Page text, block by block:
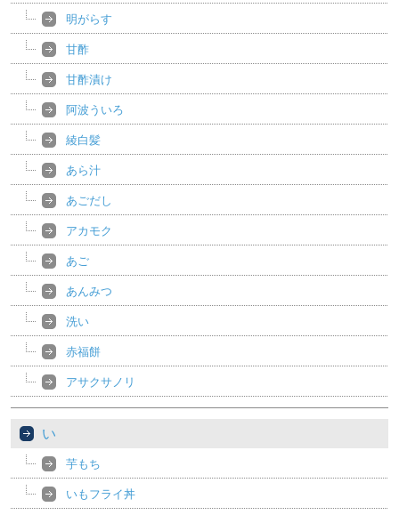
明がらす
甘酢
甘酢漬け
阿波ういろ
綾白髪
あら汁
あごだし
アカモク
あご
あんみつ
洗い
赤福餅
アサクサノリ
い
芋もち
いもフライ丼